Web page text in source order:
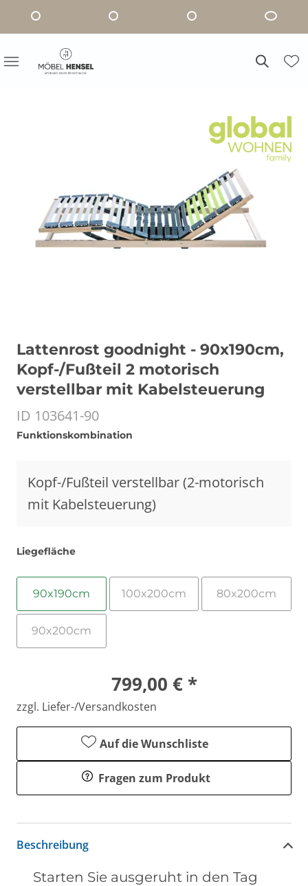
Lattenrost goodnight - 90x190cm,
Kopf-/Fußteil 2 motorisch
verstellbar mit Kabelsteuerung
ID 103641-90
Funktionskombination
Kopf-/Fußteil verstellbar (2-motorisch
mit Kabelsteuerung)
Liegefläche
90x190cm 100x200cm 80x200cm
90x200cm
799,00 € *
zzgl. Liefer-/Versandkosten
Auf die Wunschliste
Fragen zum Produkt
Beschreibung
Starten Sie ausgeruht in den Tag